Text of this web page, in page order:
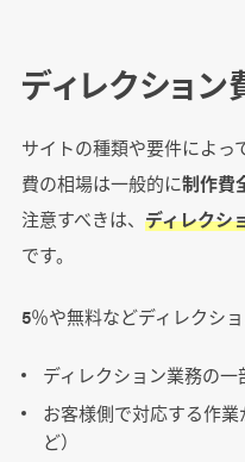
ディレクショ
サイトの種類や要件によっ
費の相場は一般的に制作費
注意すべきは、 ディレクシ
です。
5％や無料などディレクシ
ディレクション業務の
お客様側で対応する作
ど）